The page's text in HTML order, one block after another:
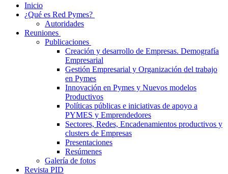
Inicio
¿Qué es Red Pymes?
Autoridades
Reuniones
Publicaciones
Creación y desarrollo de Empresas. Demografía
Empresarial
Gestión Empresarial y Organización del trabajo
en Pymes
Innovación en Pymes y Nuevos modelos
Productivos
Políticas públicas e iniciativas de apoyo a
PYMES y Emprendedores
Sectores, Redes, Encadenamientos productivos y
clusters de Empresas
Presentaciones
Resúmenes
Galería de fotos
Revista PID